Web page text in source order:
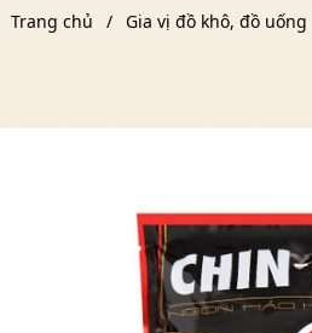
Trang chủ Gia vị đồ khô, đồ uống